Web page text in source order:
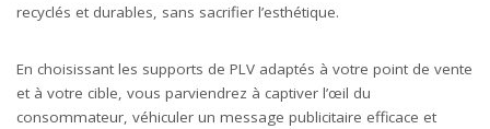
recyclés et durables, sans sacrifier l’esthétique.
En choisissant les supports de PLV adaptés à votre point de vente
et à votre cible, vous parviendrez à captiver l’œil du
consommateur, véhiculer un message publicitaire efficace et